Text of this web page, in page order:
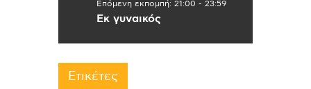
Επόμενη εκπομπή: 21:00 - 23:59
Εκ γυναικός
Ετικέτες